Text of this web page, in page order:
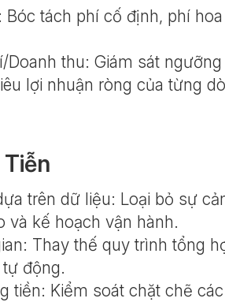
Bóc tách phí cố định, phí
Doanh thu: Giám sát
lợi nhuận ròng của từng
trên dữ liệu: Loại bỏ sự
và kế hoạch vận hành.
Thay thế quy trình tổng
động.
tiền: Kiểm soát chặt chẽ